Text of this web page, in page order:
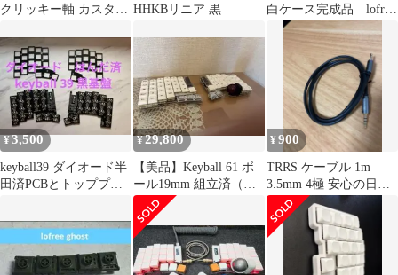
クリッキー軸 カスタム
HHKBリニア 黒
白ケース完成品 lofree
HADES
¥3,500
keyball39 ダイオード半
田済PCBとトッププレ
¥29,800
【美品】Keyball 61 ボ
ール19mm 組立済（有
線）+余った部品
¥900
TRRS ケーブル 1m
3.5mm 4極 安心の日本
企業 MSL FORCE